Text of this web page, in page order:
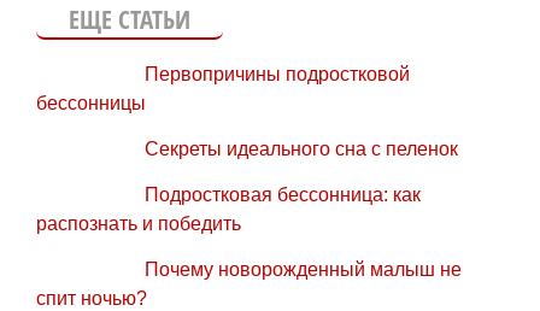
ЕЩЕ СТАТЬИ
Первопричины подростковой
бессонницы
Секреты идеального сна с пеленок
Подростковая бессонница: как
распознать и победить
Почему новорожденный малыш не
спит ночью?